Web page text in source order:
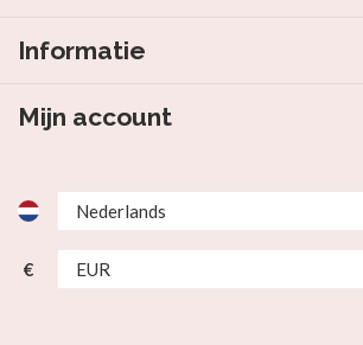
Informatie
Mijn account
€